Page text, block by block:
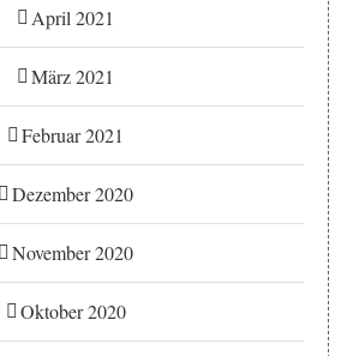
April 2021
März 2021
Februar 2021
Dezember 2020
November 2020
Oktober 2020